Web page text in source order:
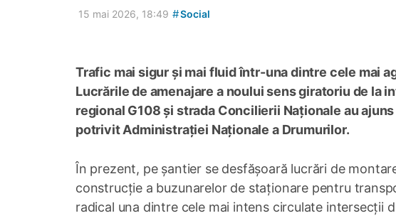
15 mai 2026, 18:49 #Social
Trafic mai sigur și mai fluid într-una dintre cele mai
Lucrările de amenajare a noului sens giratoriu de la
regional G108 și strada Concilierii Naționale au
potrivit Administrației Naționale a Drumurilor.
În prezent, pe șantier se desfășoară lucrări de
construcție a buzunarelor de staționare pentru
radical una dintre cele mai intens circulate intersecții